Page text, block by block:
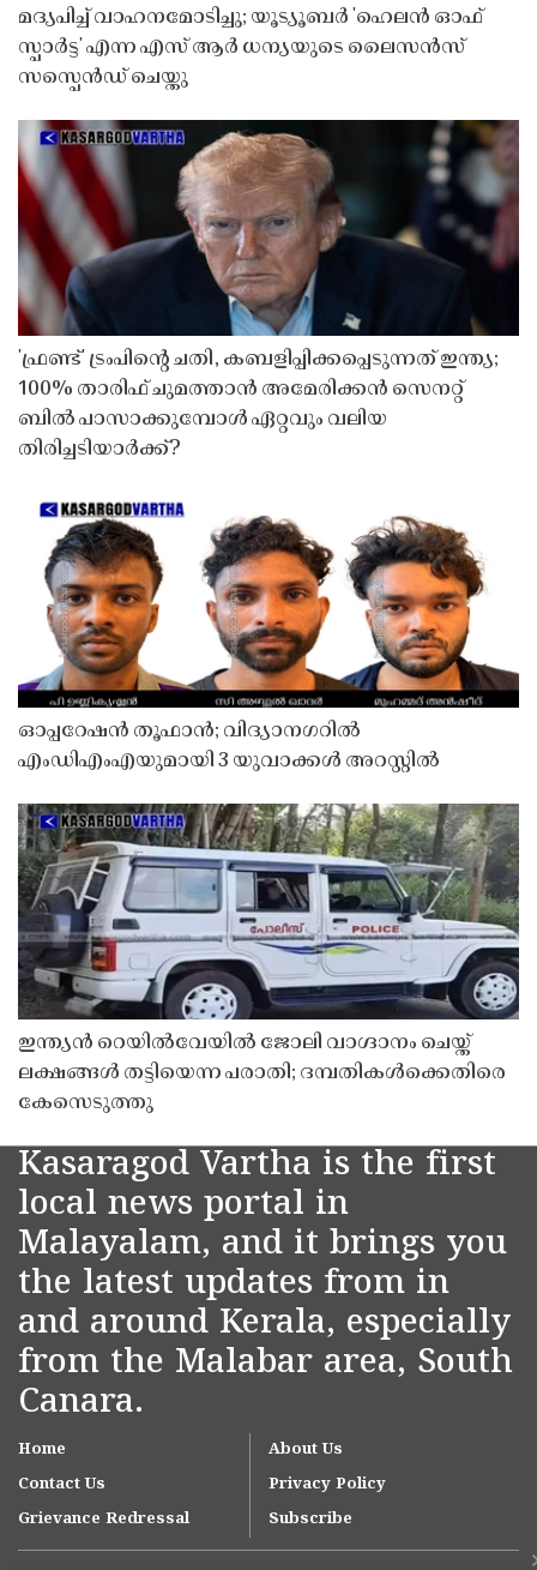
മദ്യപിച്ച് വാഹനമോടിച്ചു; യൂട്യൂബർ 'ഹെലൻ ഓഫ്
സ്പാർട്ട' എന്ന എസ് ആർ ധന്യയുടെ ലൈസൻസ്
സസ്പെൻഡ് ചെയ്തു ​​​​​​​
'ഫ്രണ്ട്' ട്രംപിന്റെ ചതി, കബളിപ്പിക്കപ്പെടുന്നത് ഇന്ത്യ;
100% താരിഫ് ചുമത്താൻ അമേരിക്കൻ സെനറ്റ്
ബിൽ പാസാക്കുമ്പോൾ ഏറ്റവും വലിയ
തിരിച്ചടിയാർക്ക്?
ഓപ്പറേഷൻ തൂഫാൻ; വിദ്യാനഗറിൽ
എംഡിഎംഎയുമായി 3 യുവാക്കൾ അറസ്റ്റിൽ
ഇന്ത്യൻ റെയിൽവേയിൽ ജോലി വാഗ്ദാനം ചെയ്ത്
ലക്ഷങ്ങൾ തട്ടിയെന്ന പരാതി; ദമ്പതികൾക്കെതിരെ
കേസെടുത്തു
Kasaragod Vartha is the first
local news portal in
Malayalam, and it brings you
the latest updates from in
and around Kerala, especially
from the Malabar area, South
Canara.
Home
About Us
Contact Us
Privacy Policy
Grievance Redressal
Subscribe